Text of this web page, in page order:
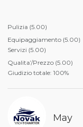
Pulizia (5.00)
Equipaggiamento (5.00)
Servizi (5.00)
Qualita’/Prezzo (5.00)
Giudizio totale: 100%
May